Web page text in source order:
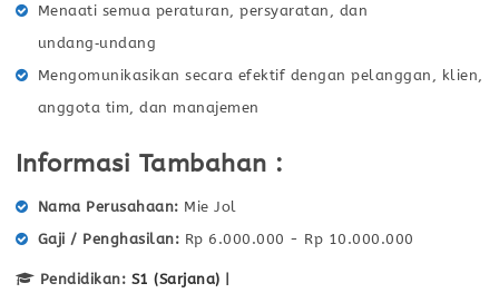
Menaati semua peraturan, persyaratan, dan
undang‑undang
Mengomunikasikan secara efektif dengan pelanggan, klien,
anggota tim, dan manajemen
Informasi Tambahan :
Nama Perusahaan
Mie Jol
Gaji / Penghasilan
Rp 6.000.000 - Rp 10.000.000
Pendidikan: S1 (Sarjana) |